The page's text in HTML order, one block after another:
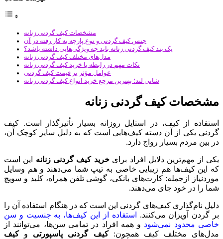
مشخصات کیف گردنی زنانه
جنس کیف گردنی و نوع پارچه به کار رفته در آن
یک بند کیف گردنی زنانه باید چه ویژگی‌هایی داشته باشد؟
مدل‌های مختلف کیف گردنی زنانه
نکات مهم در رابطه با خرید کیف گردنی زنانه
عوامل مؤثر بر قیمت کیف گردنی
شانی ‌لند؛ بهترین مرجع خرید انواع کیف گردنی زنانه
مشخصات کیف گردنی زنانه
استفاده از کیف، در استایل روزانه بسیار تأثیرگذار است. کیف
گردنی یکی از آن دسته کیف‌هایی است که به دلیل سایز کوچک آن،
در بین مردم بسیار رواج دارد.
یکی از مهم‌ترین دلایل افراد برایخرید کیف گردنی زنانه این است
که این کیف‌ها هم زیبایی خاصی به تیپ شما می‌دهند و هم وسایل
موردنیاز ازجمله: کارت‌های بانکی، گوشی تلفن همراه، کلید و سویچ
شما را در خود جای می‌دهند.
دلیل نام‌گذاری کیف‌های گردنی این است که در هنگام استفاده آن را
بر گردن آویزان می‌کنند.
استفاده از این کیف‌ها، به جنسیت و سن
خاصی محدود نمی‌شود و همه افراد در تمامی سن‌ها، می‌توانند از
مدل‌های مختلف کیف همچون: کیف گردنی پاسپورتی وکیف